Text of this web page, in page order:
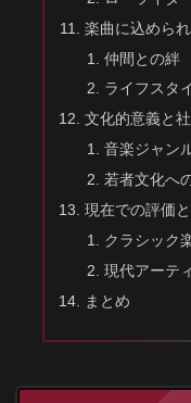
楽曲に込めら
仲間との絆
ライフスタ
文化的意義と
音楽ジャン
若者文化へ
現在での評価
クラシック
現代アーテ
まとめ